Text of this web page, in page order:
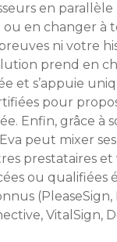
en parallèle
ou en changer à
ni votre
prend en
et s’appuie
pour
Enfin, grâce à
peut mixer
prestataires
ou qualifiées
(PleaseSign,
VitalSign,